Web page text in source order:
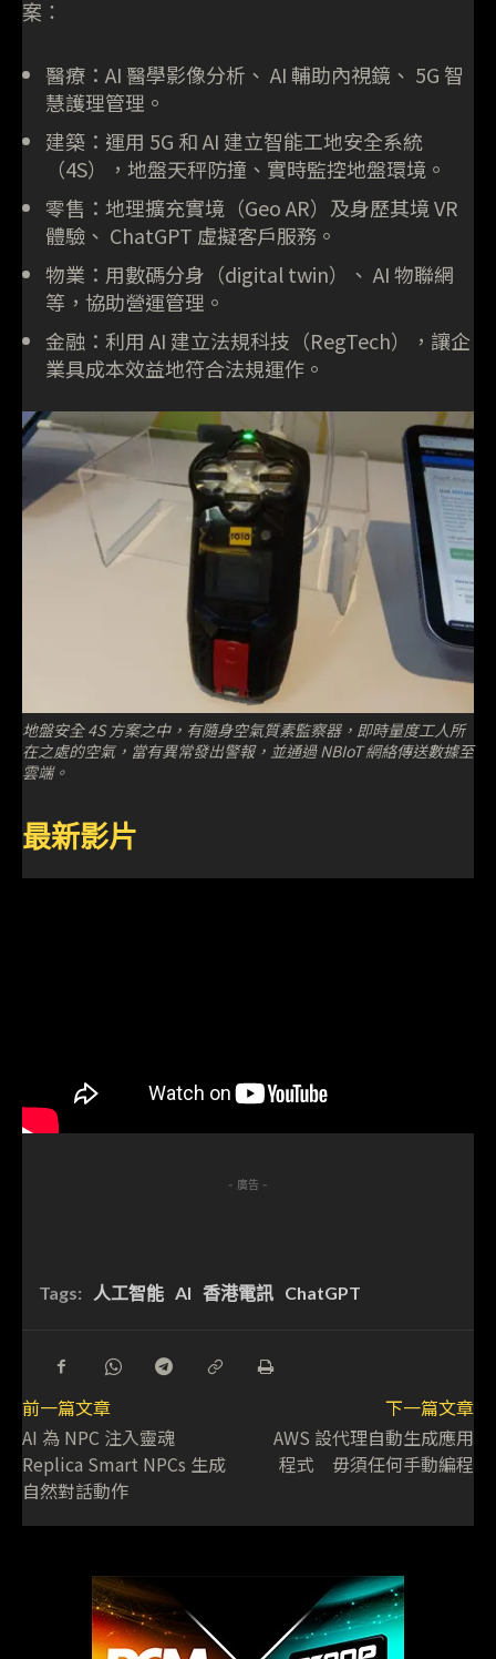
案：
醫療：AI 醫學影像分析、 AI 輔助內視鏡、 5G 智
慧護理管理。
建築：運用 5G 和 AI 建立智能工地安全系統
（4S），地盤天秤防撞、實時監控地盤環境。
零售：地理擴充實境（Geo AR）及身歷其境 VR
體驗、 ChatGPT 虛擬客戶服務。
物業：用數碼分身（digital twin）、 AI 物聯網
等，協助營運管理。
金融：利用 AI 建立法規科技（RegTech），讓企
業具成本效益地符合法規運作。
地盤安全 4S 方案之中，有隨身空氣質素監察器，即時量度工人所
在之處的空氣，當有異常發出警報，並通過 NBIoT 網絡傳送數據至
雲端。
最新影片
- 廣告 -
Tags: 人工智能 AI 香港電訊 ChatGPT
前一篇文章
AI 為 NPC 注入靈魂
Replica Smart NPCs 生成
自然對話動作
下一篇文章
AWS 設代理自動生成應用
程式 毋須任何手動編程